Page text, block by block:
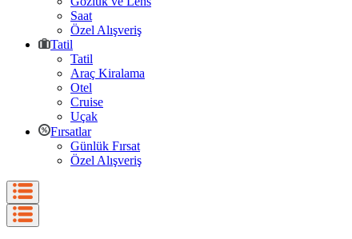
Saat
Özel Alışveriş
Tatil
Tatil
Araç Kiralama
Otel
Cruise
Uçak
Fırsatlar
Günlük Fırsat
Özel Alışveriş